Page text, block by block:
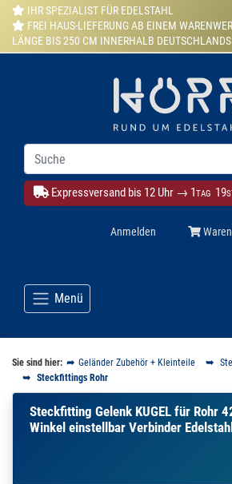
IHR SPEZIALIST FÜR EDELSTAHL
FREI HAUS-LIEFERUNG AB EINEM
LÄNGE BIS 250 CM INNERHALB DEUTSCHLANDS
Expressversand bis 12 Uhr → 1TAG 19
Anmelden
Menü
Sie sind hier: Geländer Zubehör + Kleinteile
Steckfittings Rohr
Steckfitting Gelenk KUGEL für Rohr
Winkel einstellbar Verbinder Edelstahl